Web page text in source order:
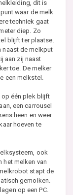
dit is
waar de melk
techniek gaat
diep. Zo
blijft ter plaatse.
naast de melkput
aan zij naast
toe. De melker
een melkstel.
op één plek blijft
een carrousel
heen en weer
hoeven te
ook
het melken van
stapt de
gemolken.
op een PC.